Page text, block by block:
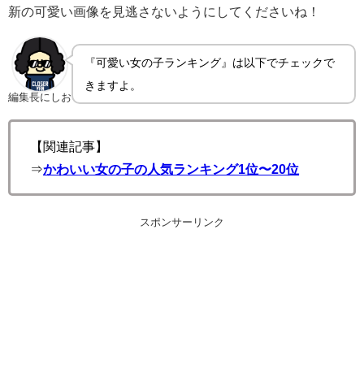
新の可愛い画像を見逃さないようにしてくださいね！
編集長にしお
『可愛い女の子ランキング』は以下でチェックで
きますよ。
【関連記事】
⇒かわいい女の子の人気ランキング1位〜20位
スポンサーリンク